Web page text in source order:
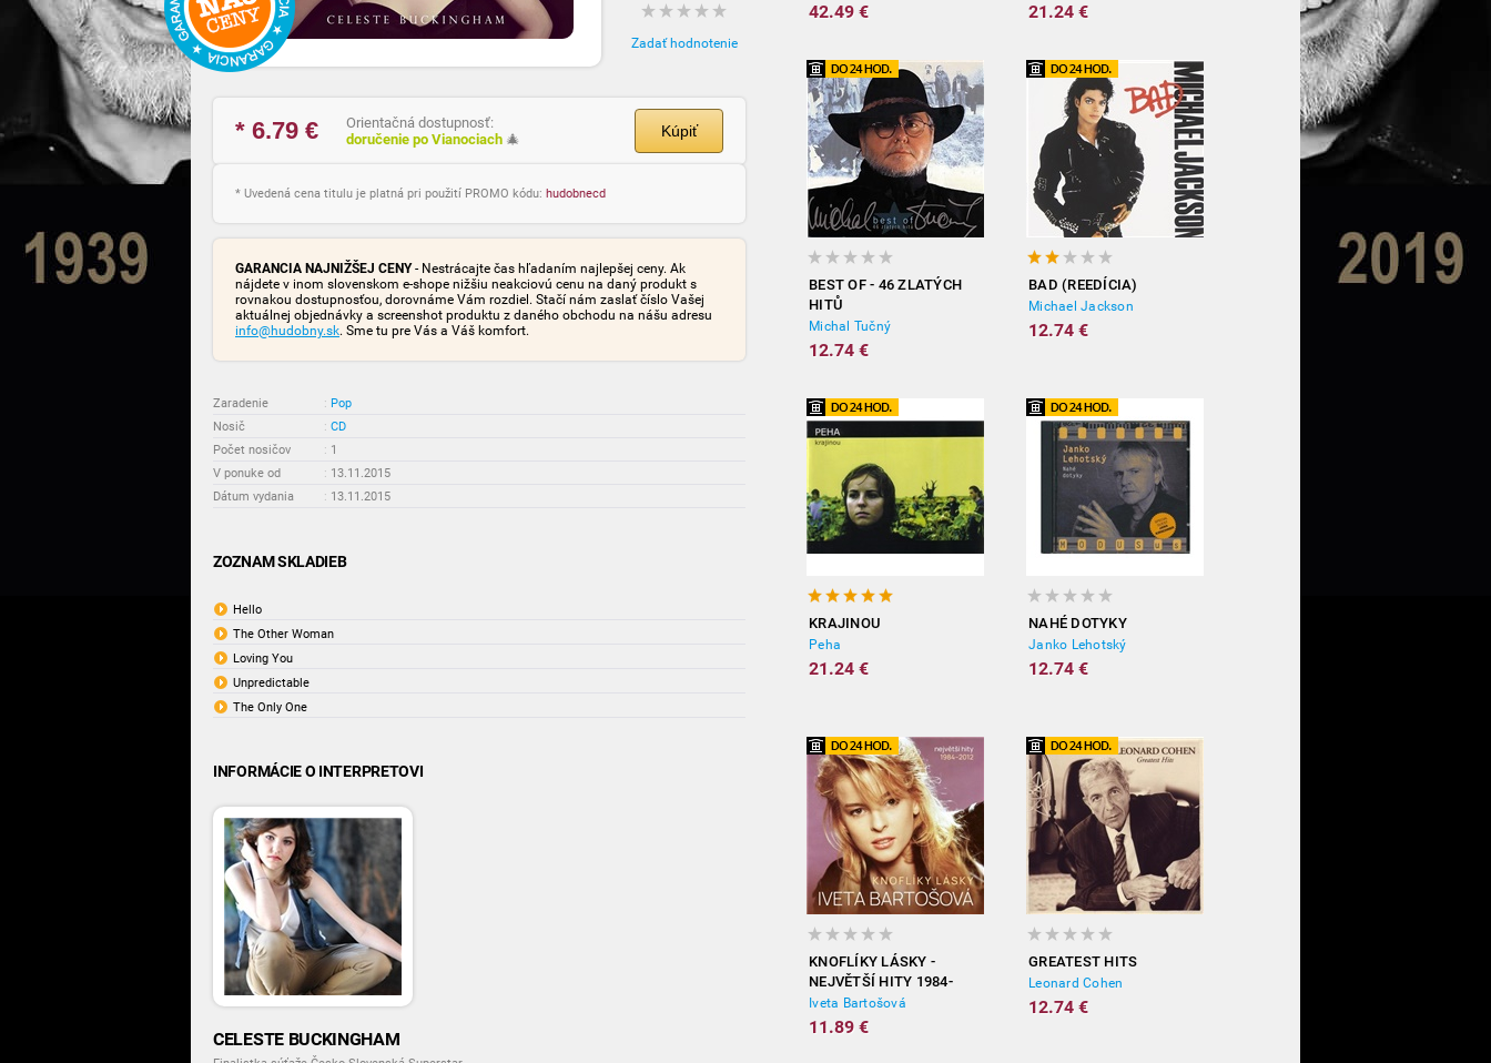
Zadať hodnotenie
* 6.79 €
Orientačná dostupnosť:
doručenie po Vianociach 🎄 Kúpiť
* Uvedená cena titulu je platná pri použití PROMO kódu: hudobnecd
GARANCIA NAJNIŽŠEJ CENY- Nestrácajte čas hľadaním najlepšej ceny. Ak
nájdete v inom slovenskom e-shope nižšiu neakciovú cenu na daný produkt s
rovnakou dostupnosťou, dorovnáme Vám rozdiel. Stačí nám zaslať číslo Vašej
aktuálnej objednávky a screenshot produktu z daného obchodu na nášu adresu
info@hudobny.sk. Sme tu pre Vás a Váš komfort.
Zaradenie : Pop
Nosič
: CD
Počet nosičov
: 1
V ponuke od
: 13.11.2015
Dátum vydania
: 13.11.2015
ZOZNAM SKLADIEB
Hello
The Other Woman
Loving You
Unpredictable
The Only One
INFORMÁCIE O INTERPRETOVI
CELESTE BUCKINGHAM
42.49 € 21.24 €
BEST OF - 46 ZLATÝCH
HITŮ
Michal Tučný
12.74 €
BAD (REEDÍCIA)
Michael Jackson
12.74 €
KRAJINOU
Peha
21.24 €
NAHÉ DOTYKY
Janko Lehotský
12.74 €
KNOFLÍKY LÁSKY -
NEJVĚTŠÍ HITY 1984-
2012
Iveta Bartošová
11.89 €
GREATEST HITS
Leonard Cohen
12.74 €